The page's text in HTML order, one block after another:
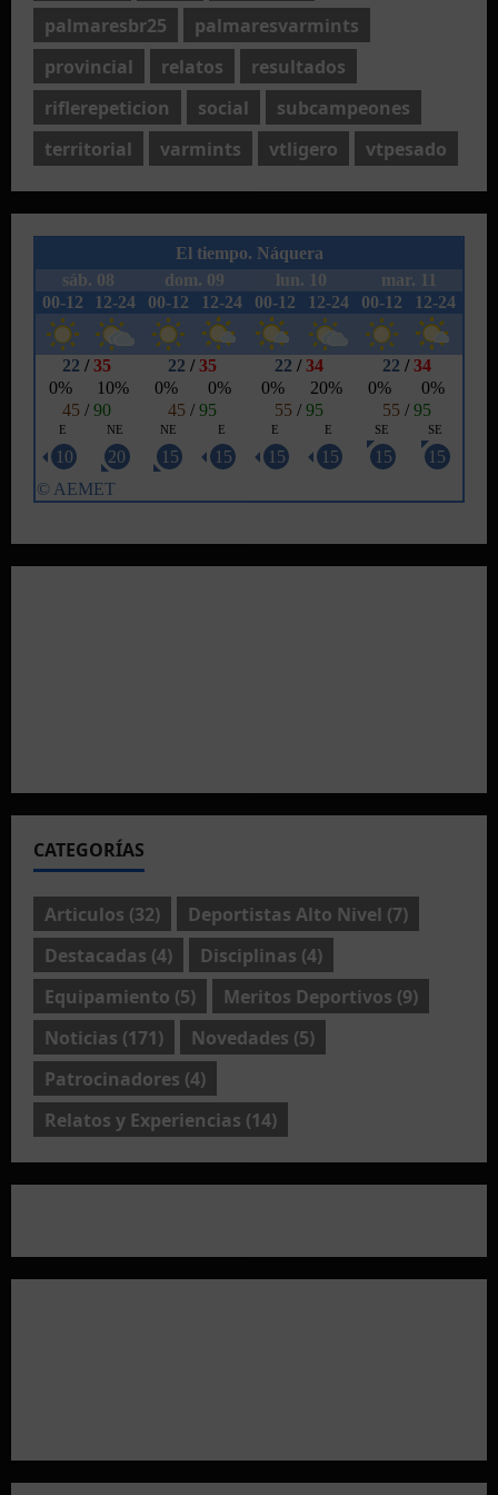
palmaresbr25
palmaresvarmints
provincial
relatos
resultados
riflerepeticion
social
subcampeones
territorial
varmints vtligero vtpesado
CATEGORÍAS
Articulos (32) Deportistas Alto Nivel (7)
Destacadas (4) Disciplinas (4)
Equipamiento (5) Meritos Deportivos (9)
Noticias (171) Novedades (5)
Patrocinadores (4)
Relatos y Experiencias (14)